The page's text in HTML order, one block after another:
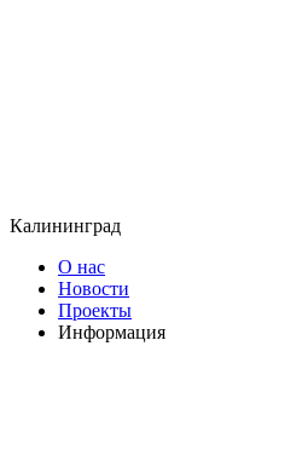
Калининград
О нас
Новости
Проекты
Информация